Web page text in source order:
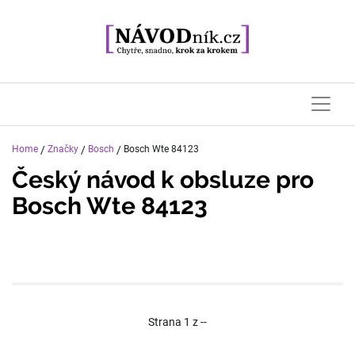
Home / Značky / Bosch / Bosch Wte 84123
Český návod k obsluze pro
Bosch Wte 84123
Strana 1 z--